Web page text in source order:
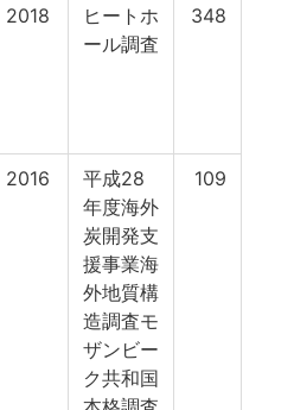
2018
ヒートホ
ール調査
348
2016
平成28
年度海外
炭開発支
援事業海
外地質構
造調査モ
ザンビー
ク共和国
109